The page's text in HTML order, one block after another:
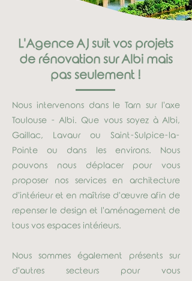
L'Agence AJ suit vos projets
de rénovation sur Albi mais
pas seulement !
Nous intervenons dans le Tarn sur l'axe
Toulouse - Albi. Que vous soyez à Albi,
Gaillac, Lavaur ou Saint-Sulpice-la-
Pointe
ou dans les environs. Nous
pouvons nous déplacer pour vous
proposer nos services en architecture
d'intérieur et en maîtrise d'œuvre afin de
repenser le design et l'aménagement de
tous vos espaces intérieurs.
Nous sommes également présents sur
d'autres secteurs pour vous